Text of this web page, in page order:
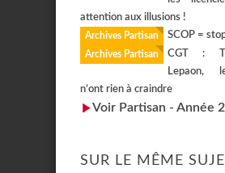
attention aux illusions !
Archives Partisan SCOP =
Archives Partisan
CGT :
Lepaon,
n’ont rien à craindre
Voir Partisan - Année
SUR LE MÊME